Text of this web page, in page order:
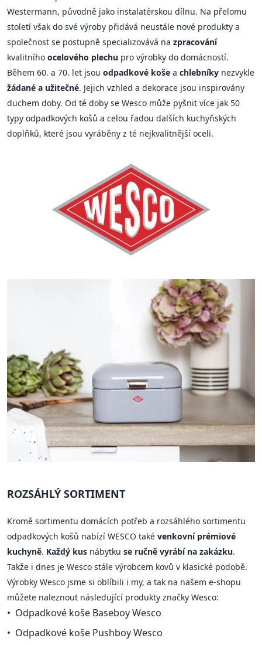
Westermann, původně jako instalatérskou dílnu. Na přelomu
století však do své výroby přidává neustále nové produkty a
společnost se postupně specializovává na zpracování
kvalitního ocelového plechu pro výrobky do domácností.
Během 60. a 70. let jsou odpadkové koše a chlebníky nezvykle
žádané a užitečné. Jejich vzhled a dekorace jsou inspirovány
duchem doby. Od té doby se Wesco může pyšnit více jak 50
typy odpadkových košů a celou řadou dalších kuchyňských
doplňků, které jsou vyráběny z té nejkvalitnější oceli.
ROZSÁHLÝ SORTIMENT
Kromě sortimentu domácích potřeb a rozsáhlého sortimentu
odpadkových košů nabízí WESCO také venkovní prémiové
kuchyně. Každý kus nábytku se ručně vyrábí na zakázku.
Takže i dnes je Wesco stále výrobcem kovů v klasické podobě.
Výrobky Wesco jsme si oblíbili i my, a tak na našem e-shopu
můžete naleznout následující produkty značky Wesco:
Odpadkové koše Baseboy Wesco
Odpadkové koše Pushboy Wesco